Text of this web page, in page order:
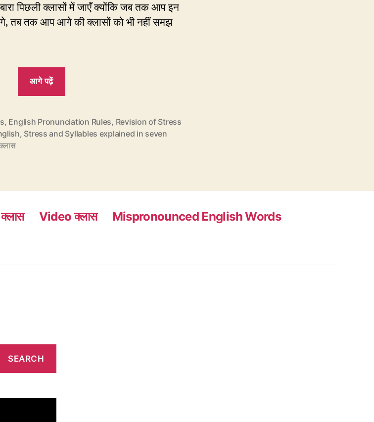
पिछली क्लासों में जाएँ क्योंकि जब तक आप इन
तब तक आप आगे की क्लासों को भी नहीं समझ
आगे पढ़ें
सिल्अबल
–
, English Pronunciation Rules, Revision of Stress
, Stress and Syllables explained in seven
क्लास Video क्लास
Mispronounced English Words